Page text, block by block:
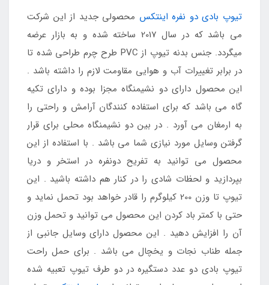
تیوپ بادی دو نفره اینتکس محصولی جدید از این شرکت
می باشد که در سال 2017 ساخته شده و به بازار عرضه
میگردد. جنس بدنه تیوپ از PVC طرح چرم طراحی شده تا
در برابر تغییرات آب و هوایی مقاومت لازم را داشته باشد .
این محصول دارای دو نشیمنگاه مجزا بوده و دارای تکیه
گاه می باشد که برای استفاده کنندگان آرامش و راحتی را
به ارمغان می آورد . در بین دو نشیمنگاه محلی برای قرار
گرفتن وسایل مورد نیازی شما می باشد . با استفاده از این
محصول می توانید به تفریح دونفره در استخر و دریا
بپردازید و لحظات شادی را در کنار هم داشته باشید . این
تیوپ تا وزن 200 کیلوگرم را قادر خواهد بود تحمل نماید و
حتی با کمتر باد کردن این محصول می توانید و تحمل وزن
آن را افزایش دهید . این محصول دارای وسایل جانبی از
جمله طناب نجات و یخچال می باشد . برای حمل راحت
تیوپ بادی دو عدد دستگیره در دو طرف تیوپ تعبیه شده